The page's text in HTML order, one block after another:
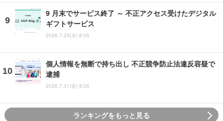
9 月末でサービス終了 ～ 不正アクセス受けたデジタル
ギフトサービス
2026.7.29(水) 8:05
個人情報を無断で持ち出し 不正競争防止法違反容疑で
逮捕
2026.7.31(金) 8:05
ランキングをもっと見る